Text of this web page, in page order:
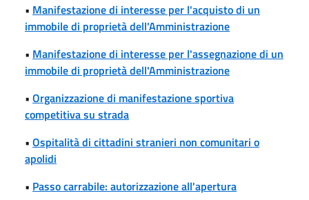
• Manifestazione di interesse per l'acquisto di un
immobile di proprietà dell'Amministrazione
• Manifestazione di interesse per l'assegnazione di un
immobile di proprietà dell'Amministrazione
• Organizzazione di manifestazione sportiva
competitiva su strada
• Ospitalità di cittadini stranieri non comunitari o
apolidi
• Passo carrabile: autorizzazione all'apertura